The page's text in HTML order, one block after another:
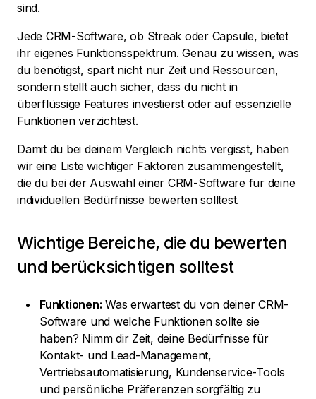
sind.
Jede CRM-Software, ob Streak oder Capsule, bietet
ihr eigenes Funktionsspektrum. Genau zu wissen, was
du benötigst, spart nicht nur Zeit und Ressourcen,
sondern stellt auch sicher, dass du nicht in
überflüssige Features investierst oder auf essenzielle
Funktionen verzichtest.
Damit du bei deinem Vergleich nichts vergisst, haben
wir eine Liste wichtiger Faktoren zusammengestellt,
die du bei der Auswahl einer CRM-Software für deine
individuellen Bedürfnisse bewerten solltest.
Wichtige Bereiche, die du bewerten
und berücksichtigen solltest
Funktionen: Was erwartest du von deiner CRM-
Software und welche Funktionen sollte sie
haben? Nimm dir Zeit, deine Bedürfnisse für
Kontakt- und Lead-Management,
Vertriebsautomatisierung, Kundenservice-Tools
und persönliche Präferenzen sorgfältig zu